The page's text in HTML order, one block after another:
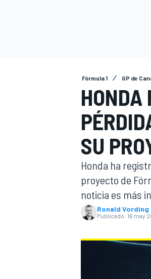
Fórmula 1 GP de
HONDA
SU
Honda ha
proyecto de
noticia es más
Ronald Vording
Publicado: 16 may